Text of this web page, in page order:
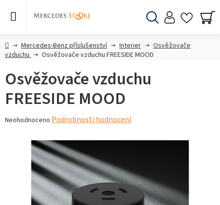
DomůMercedes-Benz příslušenství Interier
Osvěžovače
vzduchu
Osvěžovače vzduchu FREESIDE MOOD
Osvěžovače vzduchu
FREESIDE MOOD
Průměrné
produktu
hvězdiček.
Neohodnoceno Podrobnosti hodnocení